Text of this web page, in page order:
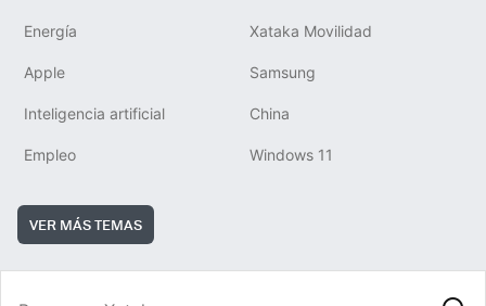
Energía Xataka Movilidad
Apple Samsung
Inteligencia artificial China
Empleo Windows 11
VER MÁS TEMAS